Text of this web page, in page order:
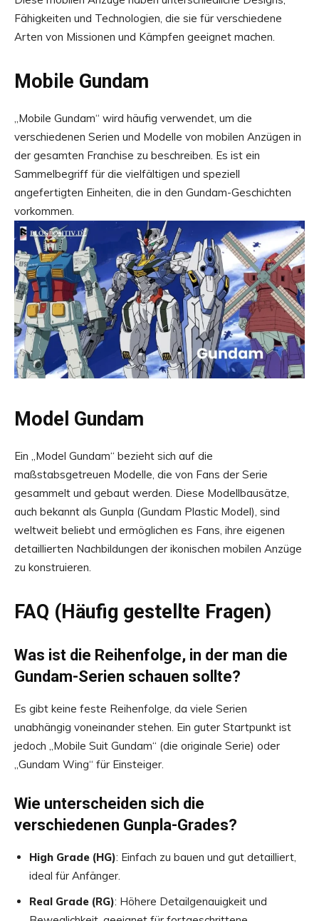
Fähigkeiten und Technologien, die sie für verschiedene
Arten von Missionen und Kämpfen geeignet machen.
Mobile Gundam
„Mobile Gundam“ wird häufig verwendet, um die
verschiedenen Serien und Modelle von mobilen Anzügen in
der gesamten Franchise zu beschreiben. Es ist ein
Sammelbegriff für die vielfältigen und speziell
angefertigten Einheiten, die in den Gundam-Geschichten
vorkommen.
Model Gundam
Ein „Model Gundam“ bezieht sich auf die
maßstabsgetreuen Modelle, die von Fans der Serie
gesammelt und gebaut werden. Diese Modellbausätze,
auch bekannt als Gunpla (Gundam Plastic Model), sind
weltweit beliebt und ermöglichen es Fans, ihre eigenen
detaillierten Nachbildungen der ikonischen mobilen Anzüge
zu konstruieren.
FAQ (Häufig gestellte Fragen)
Was ist die Reihenfolge, in der man die
Gundam-Serien schauen sollte?
Es gibt keine feste Reihenfolge, da viele Serien
unabhängig voneinander stehen. Ein guter Startpunkt ist
jedoch „Mobile Suit Gundam“ (die originale Serie) oder
„Gundam Wing“ für Einsteiger.
Wie unterscheiden sich die
verschiedenen Gunpla-Grades?
High Grade (HG): Einfach zu bauen und gut detailliert,
ideal für Anfänger.
Real Grade (RG): Höhere Detailgenauigkeit und